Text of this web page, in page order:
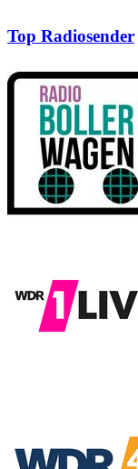
Top Radiosender